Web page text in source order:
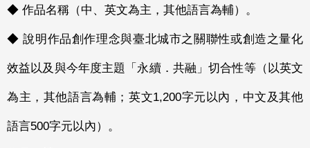
◆ 作品名稱（中、英文為主，其他語言為輔）。
◆ 說明作品創作理念與臺北城市之關聯性或創造之量化
效益以及與今年度主題「永續．共融」切合性等（以英文
為主，其他語言為輔；英文1,200字元以內，中文及其他
語言500字元以內）。